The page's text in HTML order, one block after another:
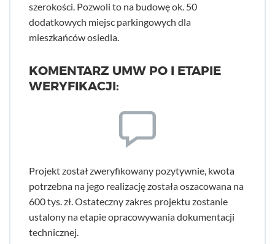
szerokości. Pozwoli to na budowę ok. 50
dodatkowych miejsc parkingowych dla
mieszkańców osiedla.
KOMENTARZ UMW PO I ETAPIE
WERYFIKACJI:
Projekt został zweryfikowany pozytywnie, kwota
potrzebna na jego realizację została oszacowana na
600 tys. zł. Ostateczny zakres projektu zostanie
ustalony na etapie opracowywania dokumentacji
technicznej.